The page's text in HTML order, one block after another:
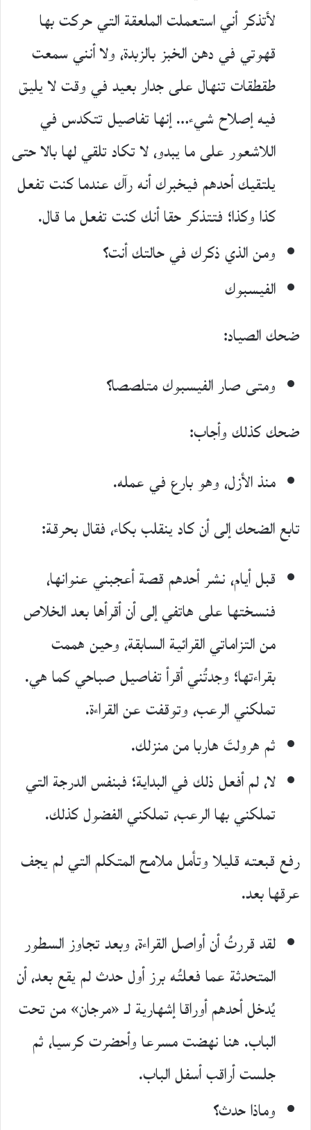
لأتذكر أني استعملت الملعقة التي حركت بها
قهوتي في دهن الخبز بالزبدة، ولا أنني سمعت
طقطقات تنهال على جدار بعيد في وقت لا يليق
فيه إصلاح شيء… إنها تفاصيل تتكدس في
اللاشعور على ما يبدو، لا تكاد تلقي لها بالا حتى
يلتقيك أحدهم فيخبرك أنه رآك عندما كنت تفعل
كذا وكذا؛ فتتذكر حقا أنك كنت تفعل ما قال.
ومن الذي ذكرك في حالتك أنت؟
الفيسبوك
ضحك الصياد:
ومتى صار الفيسبوك متلصصا؟
ضحك كذلك وأجاب:
منذ الأزل، وهو بارع في عمله.
تابع الضحك إلى أن كاد ينقلب بكاء، فقال بحرقة:
قبل أيام، نشر أحدهم قصة أعجبني عنوانها،
فنسختها على هاتفي إلى أن أقرأها بعد الخلاص
من التزاماتي القرائية السابقة، وحين هممت
بقراءتها؛ وجدتُني أقرأ تفاصيل صباحي كما هي.
تملكني الرعب، وتوقفت عن القراءة.
ثم هرولتَ هاربا من منزلك.
لا، لم أفعل ذلك في البداية؛ فبنفس الدرجة التي
تملكني بها الرعب، تملكني الفضول كذلك.
رفع قبعته قليلا وتأمل ملامح المتكلم التي لم يجف
عرقها بعد.
لقد قررتُ أن أواصل القراءة، وبعد تجاوز السطور
المتحدثة عما فعلتُه برز أول حدث لم يقع بعد، أن
يُدخل أحدهم أوراقا إشهارية لـ «مرجان» من تحت
الباب. هنا نهضت مسرعا وأحضرت كرسيا، ثم
جلست أراقب أسفل الباب.
وماذا حدث؟